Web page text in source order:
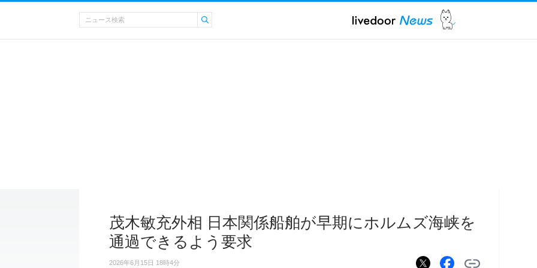
茂木敏充外相 日本関係船舶が早期にホルムズ海峡を
通過できるよう要求
2026年6月15日 18時4分